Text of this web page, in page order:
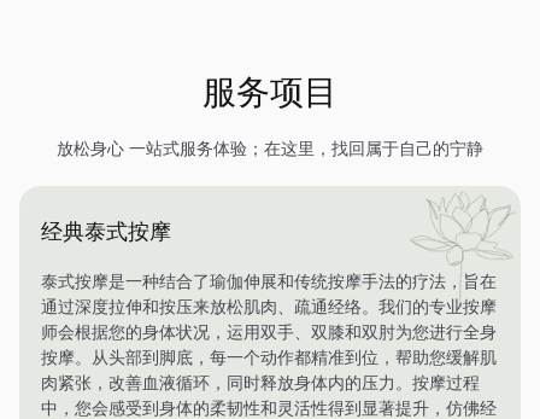
服务项目
放松身心 一站式服务体验；在这里，找回属于自己的宁静
经典泰式按摩
泰式按摩是一种结合了瑜伽伸展和传统按摩手法的疗法，旨在
通过深度拉伸和按压来放松肌肉、疏通经络。我们的专业按摩
师会根据您的身体状况，运用双手、双膝和双肘为您进行全身
按摩。从头部到脚底，每一个动作都精准到位，帮助您缓解肌
肉紧张，改善血液循环，同时释放身体内的压力。按摩过程
中，您会感受到身体的柔韧性和灵活性得到显著提升，仿佛经